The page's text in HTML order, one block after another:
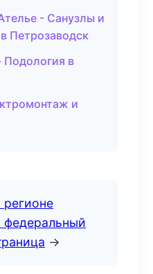
- Санузлы и
Петрозаводск
в
и
→